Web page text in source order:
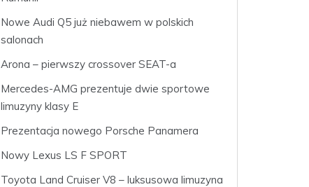
Nowe Audi Q5 już niebawem w polskich
salonach
Arona – pierwszy crossover SEAT-a
Mercedes-AMG prezentuje dwie sportowe
limuzyny klasy E
Prezentacja nowego Porsche Panamera
Nowy Lexus LS F SPORT
Toyota Land Cruiser V8 – luksusowa limuzyna